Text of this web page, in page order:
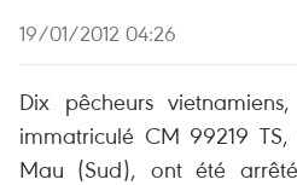
19/01/2012 04:26
Dix pêcheurs
immatriculé CM 99219
Mau (Sud), ont été